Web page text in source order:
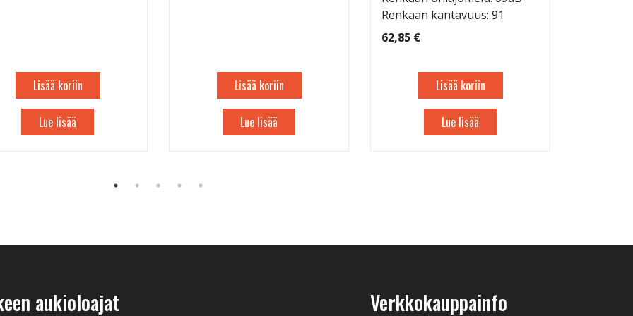
Lisää koriin
Lue lisää
Lisää koriin
Lue lisää
Renkaan kantavuus: 91
62,85 €
Lisää koriin
Lue lisää
aukioloajat Verkkokauppainfo